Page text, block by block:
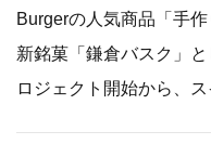
Burgerの人気商品「手
新銘菓「鎌倉バスク」
ロジェクト開始から、